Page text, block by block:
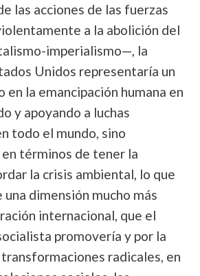
las acciones de las fuerzas
a la abolición del
imperialismo—, la
Unidos representaría un
en la emancipación humana en
y apoyando a luchas
todo el mundo, sino
términos de tener la
la crisis ambiental, lo que
dimensión mucho más
internacional, que el
promovería y por la
radicales, en